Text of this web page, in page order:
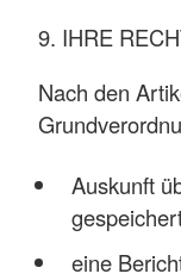
9. IHRE
Nach den
Auskunft
eine